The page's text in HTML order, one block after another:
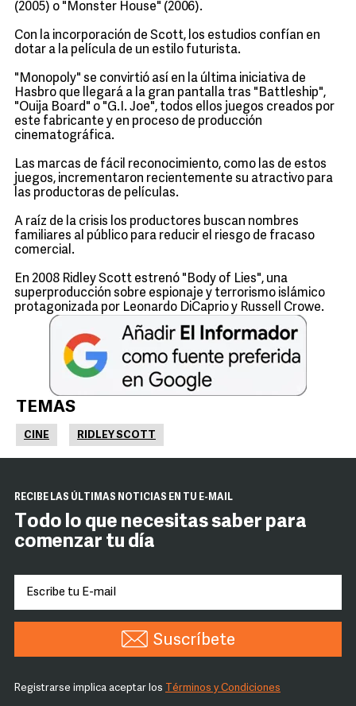
(2005) o "Monster House" (2006).
Con la incorporación de Scott, los estudios confían en
dotar a la película de un estilo futurista.
"Monopoly" se convirtió así en la última iniciativa de
Hasbro que llegará a la gran pantalla tras "Battleship",
"Ouija Board" o "G.I. Joe", todos ellos juegos creados por
este fabricante y en proceso de producción
cinematográfica.
Las marcas de fácil reconocimiento, como las de estos
juegos, incrementaron recientemente su atractivo para
las productoras de películas.
A raíz de la crisis los productores buscan nombres
familiares al público para reducir el riesgo de fracaso
comercial.
En 2008 Ridley Scott estrenó "Body of Lies", una
superproducción sobre espionaje y terrorismo islámico
protagonizada por Leonardo DiCaprio y Russell Crowe.
TEMAS
CINE RIDLEY SCOTT
RECIBE LAS ÚLTIMAS NOTICIAS EN TU E-MAIL
Todo lo que necesitas saber para
comenzar tu día
Suscríbete
Registrarse implica aceptar los Términos y Condiciones